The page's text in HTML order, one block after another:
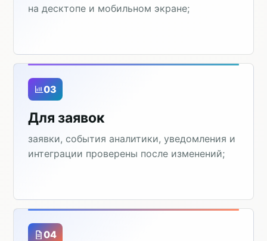
на десктопе и мобильном экране;
03
Для заявок
заявки, события аналитики, уведомления и
интеграции проверены после изменений;
04